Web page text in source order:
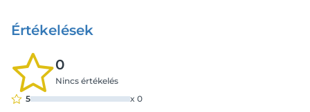
Értékelések
0
Nincs értékelés
5
x 0